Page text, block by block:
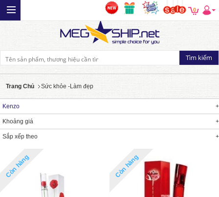
0
Trang Chủ Sức khỏe -Làm đẹp
Kenzo
Khoảng giá
Sắp xếp theo
Còn hàng Còn hàng